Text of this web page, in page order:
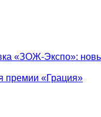
«ЗОЖ-Экспо»:
премии «Грация»